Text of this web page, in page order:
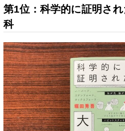
第1位：科学的に証明さ
科